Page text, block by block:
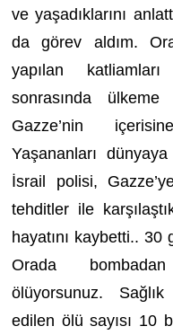
ve yaşadıklarını
da görev aldım.
yapılan
sonrasında
Gazze’nin
Yaşananları
İsrail polisi,
tehditler ile
hayatını kaybetti.. 30
Orada
ölüyorsunuz.
edilen ölü sayısı 10